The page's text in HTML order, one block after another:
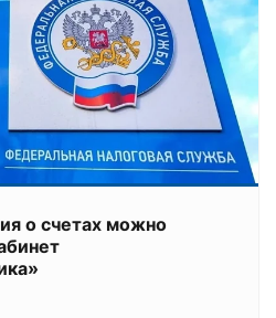
о счетах можно